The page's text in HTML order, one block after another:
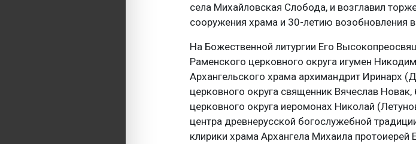
села Михайловская Слобода, и возглавил
сооружения храма и 30-летию возобновления
На Божественной литургии Его
Раменского церковного округа игумен
Архангельского храма архимандрит Иринарх
церковного округа священник Вячеслав
церковного округа иеромонах Николай
центра древнерусской богослужебной
клирики храма Архангела Михаила протоиерей